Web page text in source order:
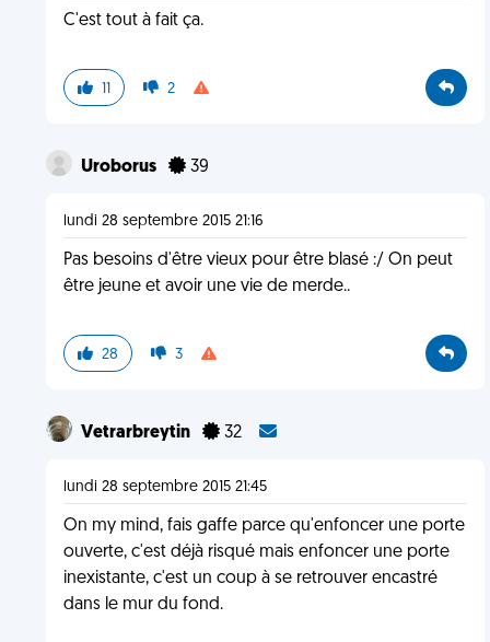
C'est tout à fait ça.
11 2
Uroborus 39
lundi 28 septembre 2015 21:16
Pas besoins d'être vieux pour être blasé :/ On peut
être jeune et avoir une vie de merde..
28 3
Vetrarbreytin 32
lundi 28 septembre 2015 21:45
On my mind, fais gaffe parce qu'enfoncer une porte
ouverte, c'est déjà risqué mais enfoncer une porte
inexistante, c'est un coup à se retrouver encastré
dans le mur du fond.